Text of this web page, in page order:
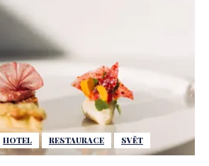
HOTEL RESTAURACE SVĚT